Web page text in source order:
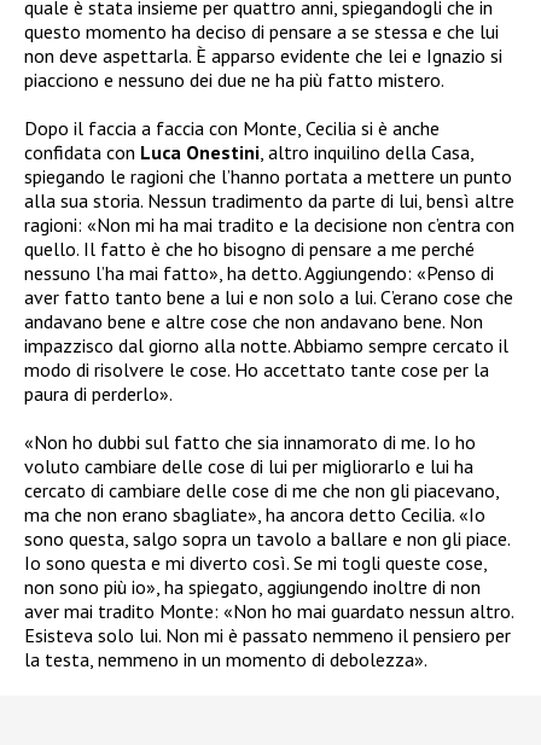
quale è stata insieme per quattro anni, spiegandogli che in
questo momento ha deciso di pensare a se stessa e che lui
non deve aspettarla. È apparso evidente che lei e Ignazio si
piacciono e nessuno dei due ne ha più fatto mistero.
Dopo il faccia a faccia con Monte, Cecilia si è anche
confidata con Luca Onestini , altro inquilino della Casa,
spiegando le ragioni che l’hanno portata a mettere un punto
alla sua storia. Nessun tradimento da parte di lui, bensì altre
ragioni: «Non mi ha mai tradito e la decisione non c’entra con
quello. Il fatto è che ho bisogno di pensare a me perché
nessuno l’ha mai fatto», ha detto. Aggiungendo: «Penso di
aver fatto tanto bene a lui e non solo a lui. C’erano cose che
andavano bene e altre cose che non andavano bene. Non
impazzisco dal giorno alla notte. Abbiamo sempre cercato il
modo di risolvere le cose. Ho accettato tante cose per la
paura di perderlo».
«Non ho dubbi sul fatto che sia innamorato di me. Io ho
voluto cambiare delle cose di lui per migliorarlo e lui ha
cercato di cambiare delle cose di me che non gli piacevano,
ma che non erano sbagliate», ha ancora detto Cecilia. «Io
sono questa, salgo sopra un tavolo a ballare e non gli piace.
Io sono questa e mi diverto così. Se mi togli queste cose,
non sono più io», ha spiegato, aggiungendo inoltre di non
aver mai tradito Monte: «Non ho mai guardato nessun altro.
Esisteva solo lui. Non mi è passato nemmeno il pensiero per
la testa, nemmeno in un momento di debolezza».